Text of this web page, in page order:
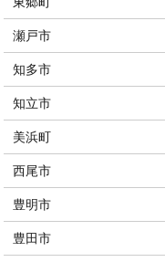
瀬戸市
知多市
知立市
美浜町
西尾市
豊明市
豊田市